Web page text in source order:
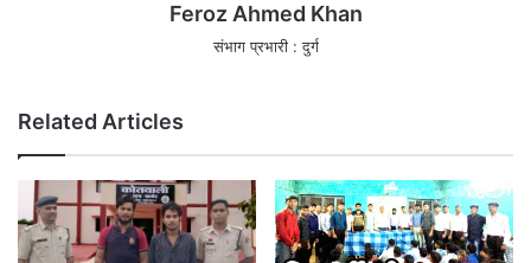
Feroz Ahmed Khan
संभाग प्रभारी : दुर्ग
Related Articles